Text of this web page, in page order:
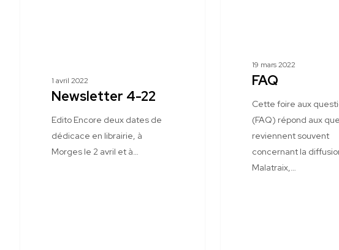
1 avril 2022
Newsletter 4-22
Edito Encore deux dates de
dédicace en librairie, à
Morges le 2 avril et à…
19 mars 2022
FAQ
Cette foire aux
(FAQ) répond aux
reviennent souvent
concernant la
Malatraix,…